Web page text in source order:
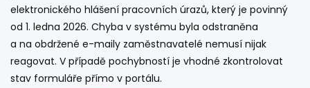
elektronického hlášení pracovních úrazů, který je povinný
od 1. ledna 2026. Chyba v systému byla odstraněna
a na obdržené e-maily zaměstnavatelé nemusí nijak
reagovat. V případě pochybností je vhodné zkontrolovat
stav formuláře přímo v portálu.